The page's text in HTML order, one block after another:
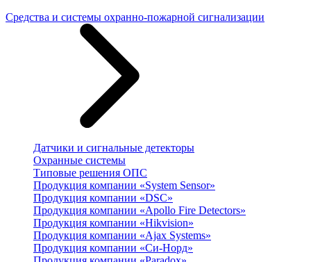
Средства и системы охранно-пожарной сигнализации
Датчики и сигнальные детекторы
Охранные системы
Типовые решения ОПС
Продукция компании «System Sensor»
Продукция компании «DSC»
Продукция компании «Apollo Fire Detectors»
Продукция компании «Hikvision»
Продукция компании «Ajax Systems»
Продукция компании «Си-Норд»